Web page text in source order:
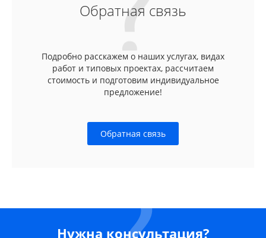
Обратная связь
Подробно расскажем о наших услугах, видах
работ и типовых проектах, рассчитаем
стоимость и подготовим индивидуальное
предложение!
Обратная связь
Нужна консультация?